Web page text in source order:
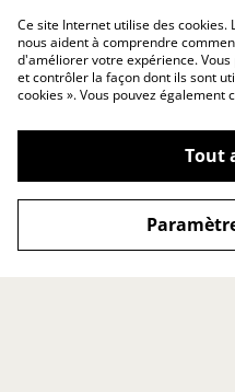
Ce site Internet utilise des cookies.
nous aident à comprendre
d'améliorer votre expérience.
et contrôler la façon dont ils sont
cookies ». Vous pouvez également
Tout